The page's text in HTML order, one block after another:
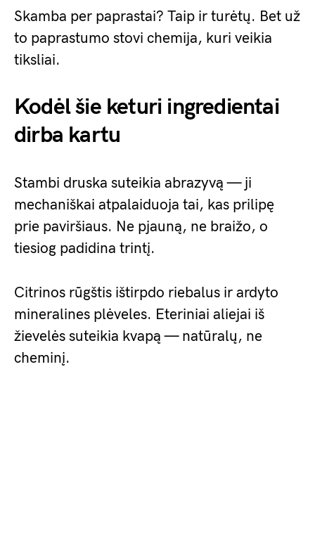
Skamba per paprastai? Taip ir turėtų. Bet už
to paprastumo stovi chemija, kuri veikia
tiksliai.
Kodėl šie keturi ingredientai
dirba kartu
Stambi druska suteikia abrazyvą — ji
mechaniškai atpalaiduoja tai, kas prilipę
prie paviršiaus. Ne pjauną, ne braižo, o
tiesiog padidina trintį.
Citrinos rūgštis ištirpdo riebalus ir ardyto
mineralines plėveles. Eteriniai aliejai iš
žievelės suteikia kvapą — natūralų, ne
cheminį.